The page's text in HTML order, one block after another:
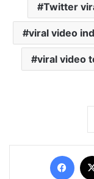
Twitter
viral video
viral video